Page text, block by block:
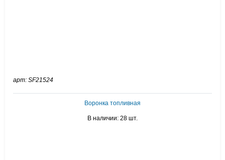
арт: SF21524
Воронка топливная
В наличии: 28 шт.